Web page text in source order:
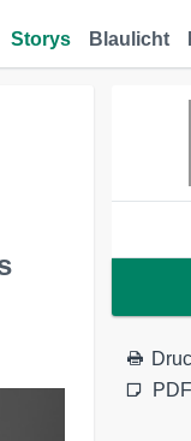
Storys Blaulicht